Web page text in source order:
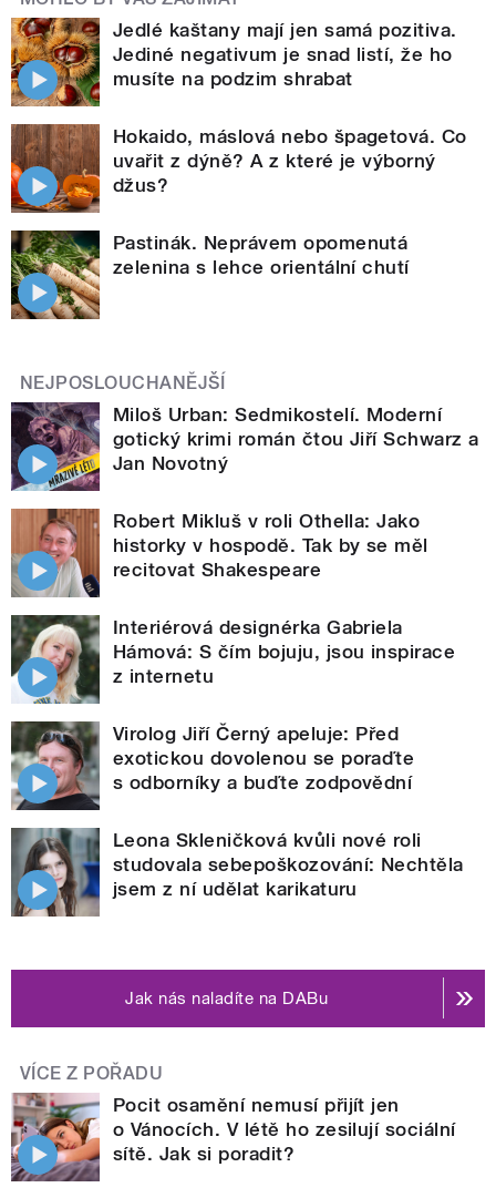
Jedlé kaštany mají jen samá pozitiva.
Jediné negativum je snad listí, že ho
musíte na podzim shrabat
Hokaido, máslová nebo špagetová. Co
uvařit z dýně? A z které je výborný
džus?
Pastinák. Neprávem opomenutá
zelenina s lehce orientální chutí
NEJPOSLOUCHANĚJŠÍ
Miloš Urban: Sedmikostelí. Moderní
gotický krimi román čtou Jiří Schwarz a
Jan Novotný
Robert Mikluš v roli Othella: Jako
historky v hospodě. Tak by se měl
recitovat Shakespeare
Interiérová designérka Gabriela
Hámová: S čím bojuju, jsou inspirace
z internetu
Virolog Jiří Černý apeluje: Před
exotickou dovolenou se poraďte
s odborníky a buďte zodpovědní
Leona Skleničková kvůli nové roli
studovala sebepoškozování: Nechtěla
jsem z ní udělat karikaturu
Jak nás naladíte na DABu
VÍCE Z POŘADU
Pocit osamění nemusí přijít jen
o Vánocích. V létě ho zesilují sociální
sítě. Jak si poradit?